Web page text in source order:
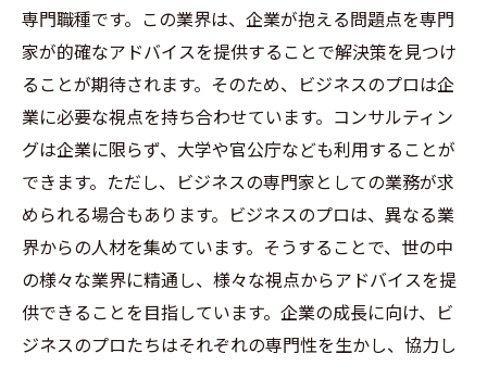
専門職種です。この業界は、企業が抱える問題点を専門
家が的確なアドバイスを提供することで解決策を見つけ
ることが期待されます。そのため、ビジネスのプロは企
業に必要な視点を持ち合わせています。コンサルティン
グは企業に限らず、大学や官公庁なども利用することが
できます。ただし、ビジネスの専門家としての業務が求
められる場合もあります。ビジネスのプロは、異なる業
界からの人材を集めています。そうすることで、世の中
の様々な業界に精通し、様々な視点からアドバイスを提
供できることを目指しています。企業の成長に向け、ビ
ジネスのプロたちはそれぞれの専門性を生かし、協力し